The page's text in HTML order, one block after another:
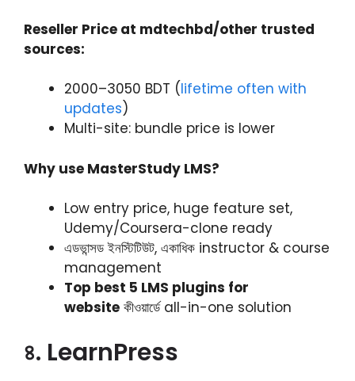
Reseller Price at mdtechbd/other trusted
sources:
2000–3050 BDT (lifetime often with
updates)
Multi-site: bundle price is lower
Why use MasterStudy LMS?
Low entry price, huge feature set,
Udemy/Coursera-clone ready
এডভান্সড ইনস্টিটিউট, একাধিক instructor & course
management
Top best 5 LMS plugins for
website কীওয়ার্ডে all-in-one solution
৪. LearnPress